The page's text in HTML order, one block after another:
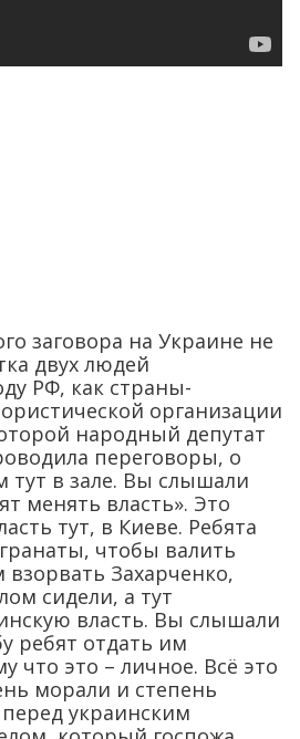
заговора на Украине не
двух людей
РФ, как страны-
организации
народный депутат
переговоры, о
тут в зале. Вы слышали
менять власть». Это
тут, в Киеве. Ребята
чтобы валить
взорвать Захарченко,
сидели, а тут
власть. Вы слышали
ребят отдать им
что это – личное. Всё это
морали и степень
украинским